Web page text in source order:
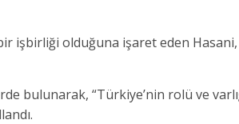
işbirliği olduğuna işaret eden
bulunarak, “Türkiye’nin rolü ve